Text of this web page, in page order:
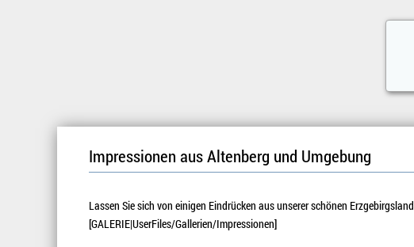
Impressionen aus Altenberg und Umgebung
Lassen Sie sich von einigen Eindrücken aus unserer schönen
[GALERIE|UserFiles/Gallerien/Impressionen]